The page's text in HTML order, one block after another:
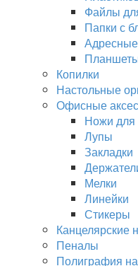
Файлы
Папки с
Копилки
Настольные
Офисные
Ножи для
Лупы
Закладки
Мелки
Линейки
Стикеры
Канцелярские
Пеналы
Полиграфия на